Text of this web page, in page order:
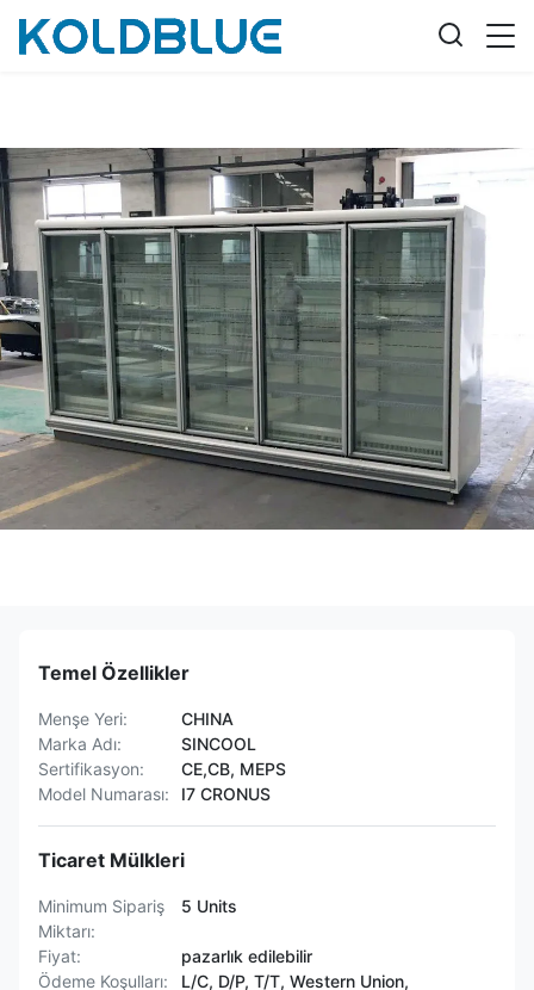
Temel Özellikler
Menşe Yeri:
CHINA
Marka Adı:
SINCOOL
Sertifikasyon:
CE,CB, MEPS
Model Numarası:
I7 CRONUS
Ticaret Mülkleri
Minimum Sipariş
Miktarı:
5 Units
Fiyat:
pazarlık edilebilir
Ödeme Koşulları:
L/C, D/P, T/T, Western Union,